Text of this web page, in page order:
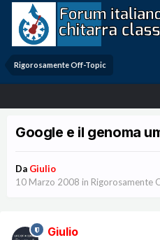
Rigorosamente Off-Topic
Google e il genoma
Da Giulio
10 Marzo 2008 in Rigorosamente
Giulio